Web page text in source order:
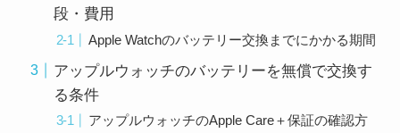
段・費用
Apple Watchのバッテリー交換までにかかる期間
アップルウォッチのバッテリーを無償で交換す
る条件
アップルウォッチのApple Care＋保証の確認方